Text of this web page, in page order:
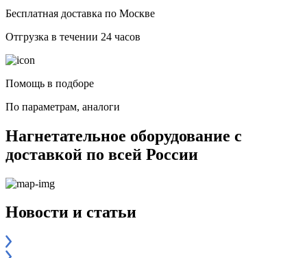
Бесплатная доставка по Москве
Отгрузка в течении 24 часов
Помощь в подборе
По параметрам, аналоги
Нагнетательное оборудование с
доставкой по всей России
Новости и статьи